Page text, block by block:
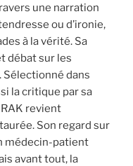
une narration
ou d’ironie,
à la vérité. Sa
débat sur les
Sélectionné dans
la critique par sa
revient
Son regard sur
médecin-patient
avant tout, la